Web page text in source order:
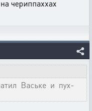
чериппаххах
Ваське и пух-